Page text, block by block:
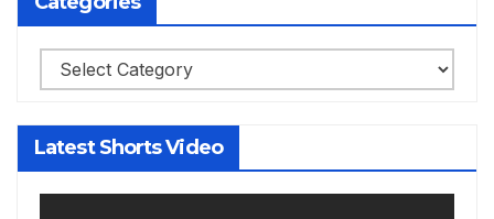
Categories
Latest Shorts Video